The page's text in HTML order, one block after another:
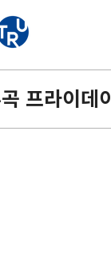
프라이데이